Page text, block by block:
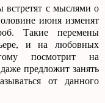
встретят с мыслями о
июня изменят
Такие перемены
и на любовных
посмотрит на
предложит занять
от данного